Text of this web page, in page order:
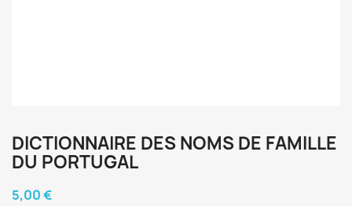
DICTIONNAIRE DES NOMS DE FAMILLE
DU PORTUGAL
5,00 €